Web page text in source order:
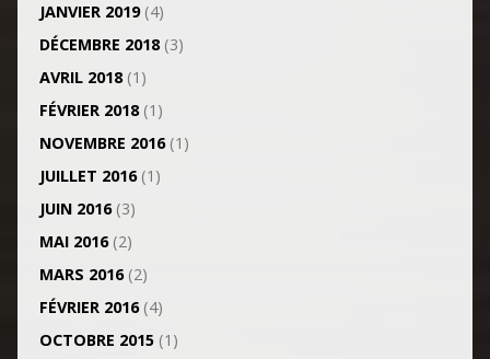
JANVIER 2019(4)
DÉCEMBRE 2018(3)
AVRIL 2018(1)
FÉVRIER 2018(1)
NOVEMBRE 2016(1)
JUILLET 2016(1)
JUIN 2016(3)
MAI 2016(2)
MARS 2016(2)
FÉVRIER 2016(4)
OCTOBRE 2015(1)